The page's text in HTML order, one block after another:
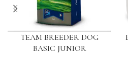
TEAM BREEDER DOG
BASIC JUNIOR